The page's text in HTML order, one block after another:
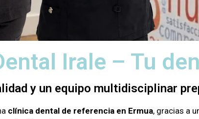
Irale – Tu
y un equipo multidisciplinar
clínica dental de referencia en Ermua, gracias a